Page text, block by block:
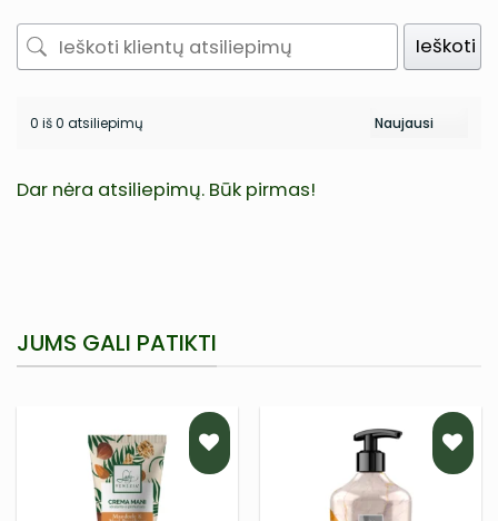
Ieškoti
0 iš 0 atsiliepimų
Dar nėra atsiliepimų. Būk pirmas!
JUMS GALI PATIKTI